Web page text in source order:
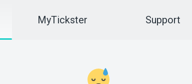
MyTickster Support